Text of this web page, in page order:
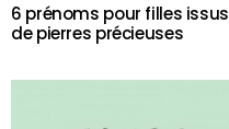
6 prénoms pour filles issus
de pierres précieuses